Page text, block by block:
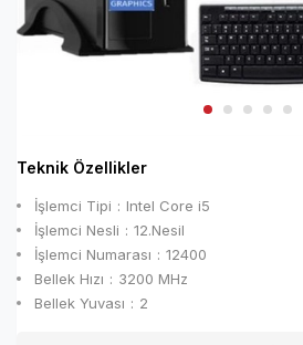
Teknik Özellikler
İşlemci Tipi
Intel Core i5
İşlemci Nesli
12.Nesil
İşlemci Numarası
12400
Bellek Hızı
3200 MHz
Bellek Yuvası
2